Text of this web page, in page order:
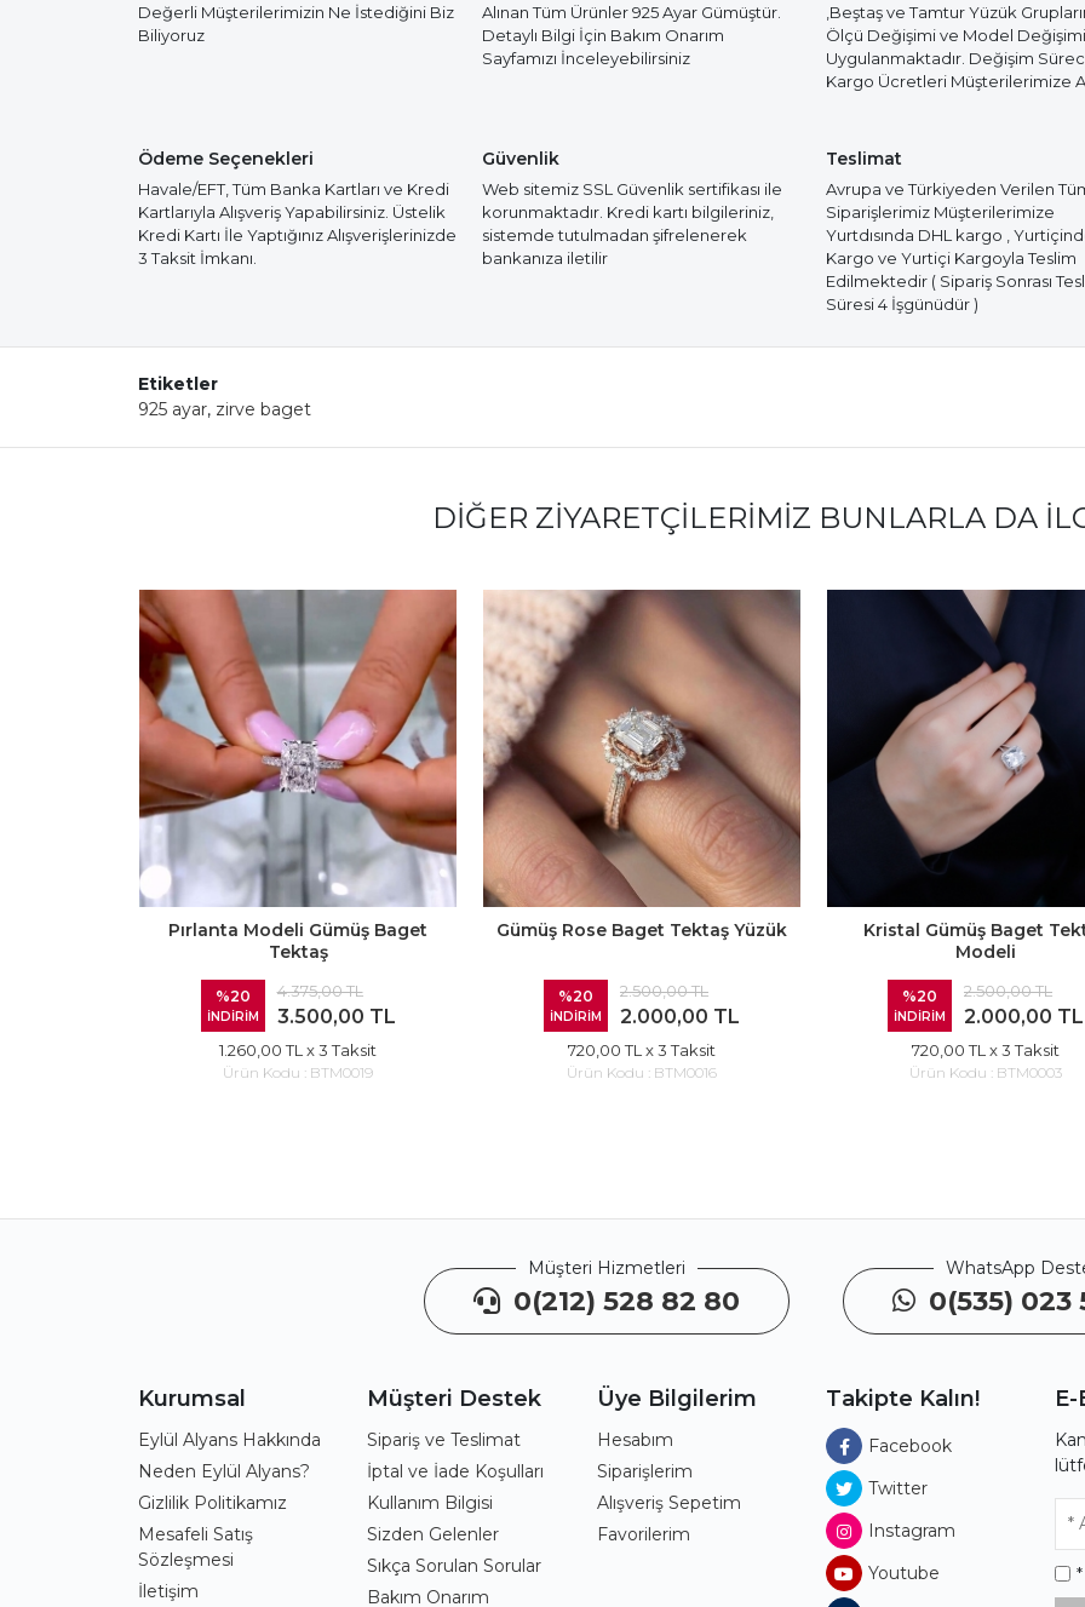
Değerli Müşterilerimizin Ne İstediğini Biz
Biliyoruz
Alınan Tüm Ürünler 925 Ayar Gümüştür.
Detaylı Bilgi İçin Bakım Onarım
Sayfamızı İnceleyebilirsiniz
,Beştaş ve Tamtur Yüzük
Ölçü Değişimi ve Model Değişimi
Uygulanmaktadır. Değişim
Kargo Ücretleri Müşterilerimize
Ödeme Seçenekleri
Havale/EFT, Tüm Banka Kartları ve Kredi
Kartlarıyla Alışveriş Yapabilirsiniz. Üstelik
Kredi Kartı İle Yaptığınız Alışverişlerinizde
3 Taksit İmkanı.
Güvenlik
Web sitemiz SSL Güvenlik sertifikası ile
korunmaktadır. Kredi kartı bilgileriniz,
sistemde tutulmadan şifrelenerek
bankanıza iletilir
Teslimat
Avrupa ve Türkiyeden Verilen
Siparişlerimiz Müşterilerimize
Yurtdısında DHL kargo ,
Kargo ve Yurtiçi Kargoyla Teslim
Edilmektedir ( Sipariş Sonrası
Süresi 4 İşgünüdür )
Etiketler
925 ayar, zirve baget
DIĞER ZIYARETÇILERIMIZ BUNLARLA DA
Pırlanta Modeli Gümüş Baget
Tektaş
%20
İNDİRİM
4.375,00 TL
3.500,00 TL
1.260,00 TL x 3 Taksit
Ürün Kodu : BTM0019
Gümüş Rose Baget Tektaş Yüzük
%20
İNDİRİM
2.500,00 TL
2.000,00 TL
720,00 TL x 3 Taksit
Ürün Kodu : BTM0016
Kristal Gümüş Baget
Modeli
%20
İNDİRİM
2.500,00 TL
2.000,00 TL
720,00 TL x 3 Taksit
Ürün Kodu : BTM0003
Müşteri Hizmetleri
0(212) 528 82 80
WhatsApp
0(535) 023
Kurumsal
Eylül Alyans Hakkında
Neden Eylül Alyans?
Gizlilik Politikamız
Mesafeli Satış
Sözleşmesi
İletişim
Müşteri Destek
Sipariş ve Teslimat
İptal ve İade Koşulları
Kullanım Bilgisi
Sizden Gelenler
Sıkça Sorulan Sorular
Bakım Onarım
Üye Bilgilerim
Hesabım
Siparişlerim
Alışveriş Sepetim
Favorilerim
Takipte Kalın!
Facebook
Twitter
Instagram
Youtube